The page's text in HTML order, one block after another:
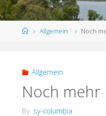
Allgemein Noch
Allgemein
Noch mehr
By sy-columbia